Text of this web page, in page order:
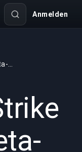
Anmelden